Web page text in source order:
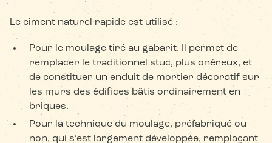
Le ciment naturel rapide est utilisé :
Pour le moulage tiré au gabarit. Il permet de
remplacer le traditionnel stuc, plus onéreux, et
de constituer un enduit de mortier décoratif sur
les murs des édifices bâtis ordinairement en
briques.
Pour la technique du moulage, préfabriqué ou
non, qui s’est largement développée, remplaçant